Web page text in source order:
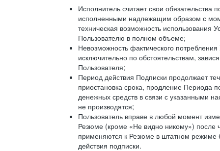
Исполнитель считает свои обязательства
исполненными надлежащим образом с
техническая возможность использования
Пользователю в полном объеме;
Невозможность фактического потребления
исключительно по обстоятельствам,
Пользователя;
Период действия Подписки продолжает
приостановка срока, продление Периода
денежных средств в связи с указанными
не производятся;
Пользователь вправе в любой момент
Резюме (кроме «Не видно никому») после
применяются к Резюме в штатном режиме
действия подписки.